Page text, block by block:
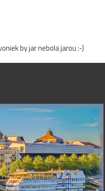
by jar nebola jarou :-)